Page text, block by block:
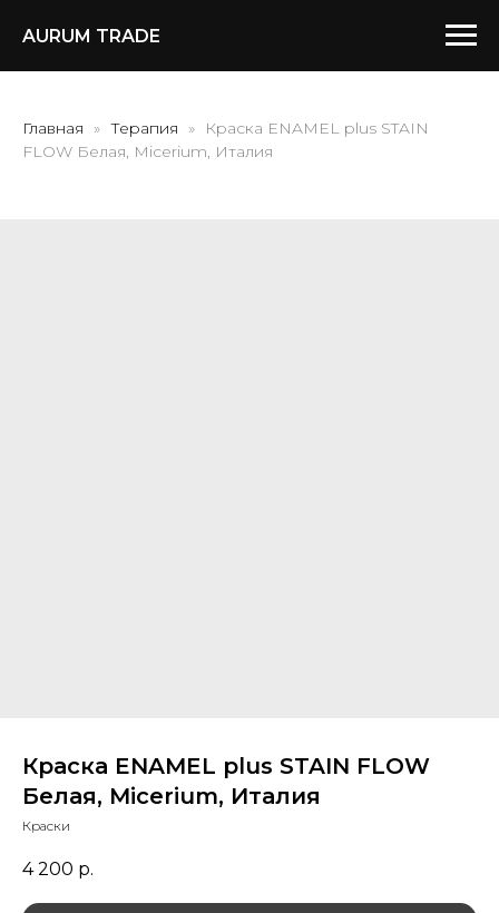
AURUM TRADE
Главная Терапия
Краска ENAMEL plus STAIN
FLOW Белая, Micerium, Италия
Краска ENAMEL plus STAIN FLOW
Белая, Micerium, Италия
Краски
4 200 р.